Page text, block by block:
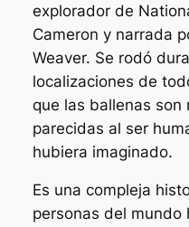
explorador de
Cameron y narrada
Weaver. Se rodó
localizaciones de
que las ballenas son
parecidas al ser
hubiera imaginado.
Es una compleja
personas del mundo